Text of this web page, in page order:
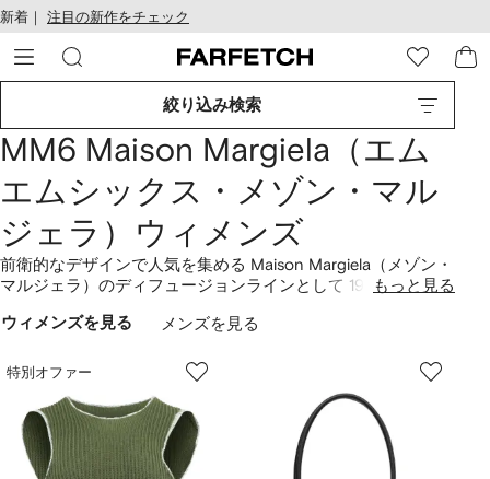
テ
ン
ツ
す
る
お
け
る
シ
ビ
テ
ィ
新着｜ 注目の新作をチェック
絞り込み検索
MM6 Maison Margiela（エム
エムシックス・メゾン・マル
ジェラ）ウィメンズ
前衛的なデザインで人気を集める Maison Margiela（メゾン・
マルジェラ）のディフュージョンラインとして 1997 年に誕生
ラ）。コンテンポラリーとユースカルチャーをコンセプトに
パレルはもちろん、シューズやアクセサリーまで幅広く展
開。ウェアラブルなストリートウェアに新たな解釈を加え、
時にユーモアを効かせて描かれる魅力的なコレクションをお
楽しみください。
もっと見る
ウィメンズを見る メンズを見る
特別オファー